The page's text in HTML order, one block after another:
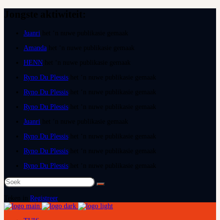
Juanri
Amanda
HENN
Ryno Du Plessis
Ryno Du Plessis
Ryno Du Plessis
Juanri
Ryno Du Plessis
Ryno Du Plessis
Ryno Du Plessis
Soek
na:
Registreer